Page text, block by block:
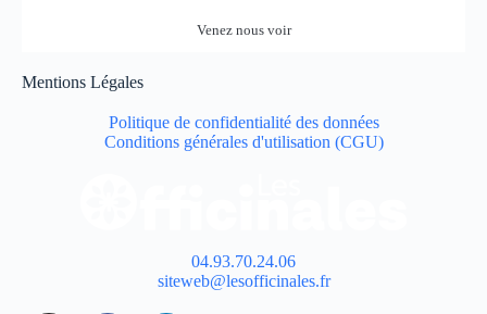
Venez nous voir
Mentions Légales
Politique de confidentialité des données
Conditions générales d'utilisation (CGU)
04.93.70.24.06
siteweb@lesofficinales.fr